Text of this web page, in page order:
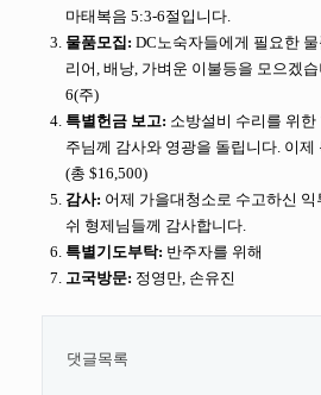
마태복음 5:3-6절입니다.
물품모집: DC노숙자들에게 필요한
리어, 배낭, 가벼운 이불등을 모으
6(주)
특별헌금 보고: 소방설비 수리를 위
주님께 감사와 영광을 돌립니다. 이
(총 $16,500)
감사: 어제 가을대청소로 수고하신
쉬 형제님들께 감사합니다.
특별기도부탁: 반주자를 위해
고국방문: 정영만, 손유진
댓글목록